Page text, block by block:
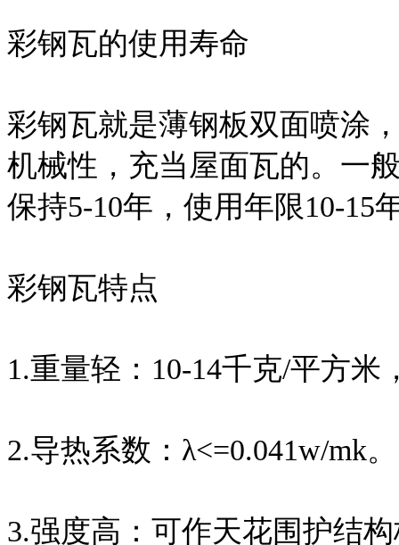
彩钢瓦的使用寿命
彩钢瓦就是薄钢板双面喷涂
机械性，充当屋面瓦的。一
保持5-10年，使用年限10-15
彩钢瓦特点
1.重量轻：10-14千克/平方米
2.导热系数：λ<=0.041w/mk。
3.强度高：可作天花围护结